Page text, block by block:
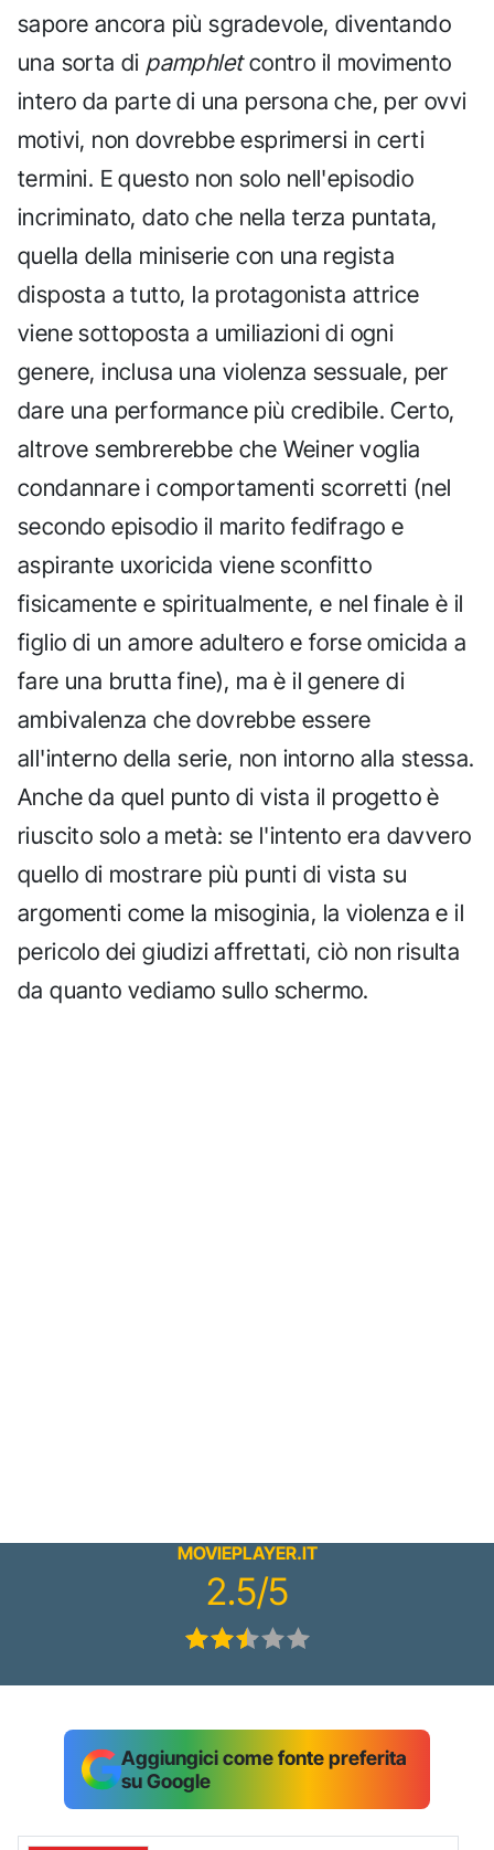
sapore ancora più sgradevole, diventando
una sorta di pamphletcontro il movimento
intero da parte di una persona che, per ovvi
motivi, non dovrebbe esprimersi in certi
termini. E questo non solo nell'episodio
incriminato, dato che nella terza puntata,
quella della miniserie con una regista
disposta a tutto, la protagonista attrice
viene sottoposta a umiliazioni di ogni
genere, inclusa una violenza sessuale, per
dare una performance più credibile. Certo,
altrove sembrerebbe che Weiner voglia
condannare i comportamenti scorretti (nel
secondo episodio il marito fedifrago e
aspirante uxoricida viene sconfitto
fisicamente e spiritualmente, e nel finale è il
figlio di un amore adultero e forse omicida a
fare una brutta fine), ma è il genere di
ambivalenza che dovrebbe essere
all'interno della serie, non intorno alla stessa.
Anche da quel punto di vista il progetto è
riuscito solo a metà: se l'intento era davvero
quello di mostrare più punti di vista su
argomenti come la misoginia, la violenza e il
pericolo dei giudizi affrettati, ciò non risulta
da quanto vediamo sullo schermo.
MOVIEPLAYER.IT
2.5/5
Aggiungici come fonte preferita
su Google